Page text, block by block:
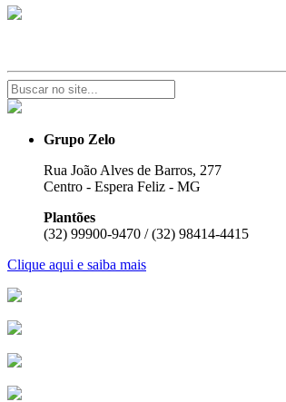
Grupo Zelo
Rua João Alves de Barros, 277
Centro - Espera Feliz - MG
Plantões
(32) 99900-9470 / (32) 98414-4415
Clique aqui e saiba mais